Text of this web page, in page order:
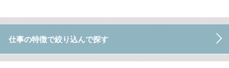
仕事の特徴で絞り込んで探す